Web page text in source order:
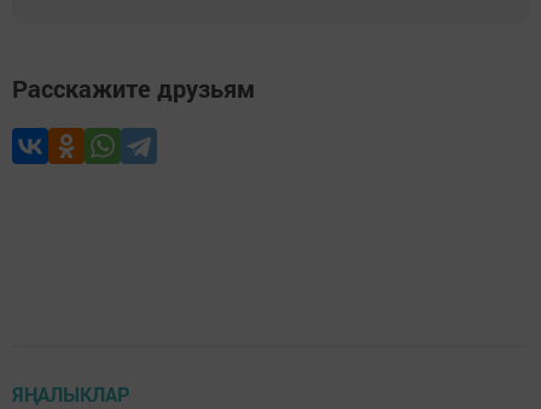
Расскажите друзьям
ЯҢАЛЫКЛАР